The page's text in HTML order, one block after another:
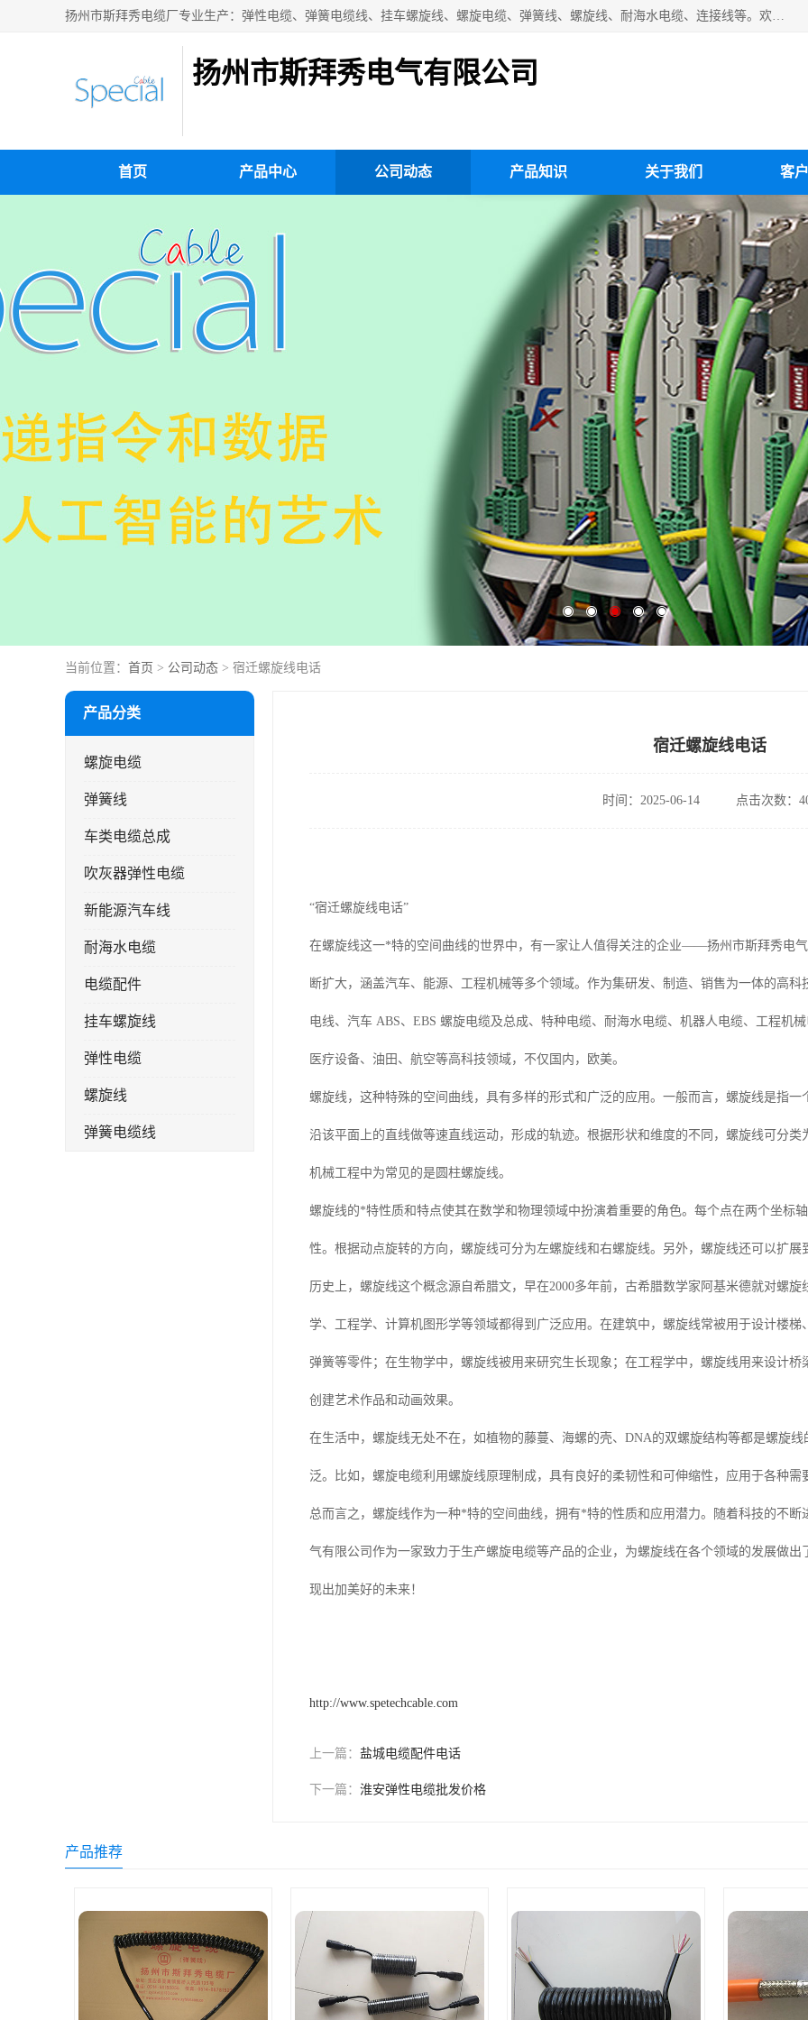
扬州市斯拜秀电缆厂专业生产：弹性电缆、弹簧电缆线、挂车螺旋线、螺旋电缆、弹簧线、螺旋线、耐海水电缆、连接线等。欢迎来电咨询！
扬州市斯拜秀电气有限公司
首页 产品中心 公司动态 产品知识 关于我们 客
当前位置： 首页 > 公司动态 > 宿迁螺旋线电话
产品分类
螺旋电缆
弹簧线
车类电缆总成
吹灰器弹性电缆
新能源汽车线
耐海水电缆
电缆配件
挂车螺旋线
弹性电缆
螺旋线
弹簧电缆线
宿迁螺旋线电话
时间：2025-06-14 点击次数：
“宿迁螺旋线电话”
在螺旋线这一*特的空间曲线的世界中，有一家让人值得关注的企业——扬州市斯拜秀电
断扩大，涵盖汽车、能源、工程机械等多个领域。作为集研发、制造、销售为一体的高
电线、汽车 ABS、EBS 螺旋电缆及总成、特种电缆、耐海水电缆、机器人电缆、工程机
医疗设备、油田、航空等高科技领域，不仅国内，欧美。
螺旋线，这种特殊的空间曲线，具有多样的形式和广泛的应用。一般而言，螺旋线是指
沿该平面上的直线做等速直线运动，形成的轨迹。根据形状和维度的不同，螺旋线可分
机械工程中为常见的是圆柱螺旋线。
螺旋线的*特性质和特点使其在数学和物理领域中扮演着重要的角色。每个点在两个坐标
性。根据动点旋转的方向，螺旋线可分为左螺旋线和右螺旋线。另外，螺旋线还可以扩
历史上，螺旋线这个概念源自希腊文，早在2000多年前，古希腊数学家阿基米德就对螺
学、工程学、计算机图形学等领域都得到广泛应用。在建筑中，螺旋线常被用于设计楼
弹簧等零件；在生物学中，螺旋线被用来研究生长现象；在工程学中，螺旋线用来设计
创建艺术作品和动画效果。
在生活中，螺旋线无处不在，如植物的藤蔓、海螺的壳、DNA的双螺旋结构等都是螺旋
泛。比如，螺旋电缆利用螺旋线原理制成，具有良好的柔韧性和可伸缩性，应用于各种需
总而言之，螺旋线作为一种*特的空间曲线，拥有*特的性质和应用潜力。随着科技的不
气有限公司作为一家致力于生产螺旋电缆等产品的企业，为螺旋线在各个领域的发展做
现出加美好的未来！
http://www.spetechcable.com
上一篇： 盐城电缆配件电话
下一篇： 淮安弹性电缆批发价格
产品推荐